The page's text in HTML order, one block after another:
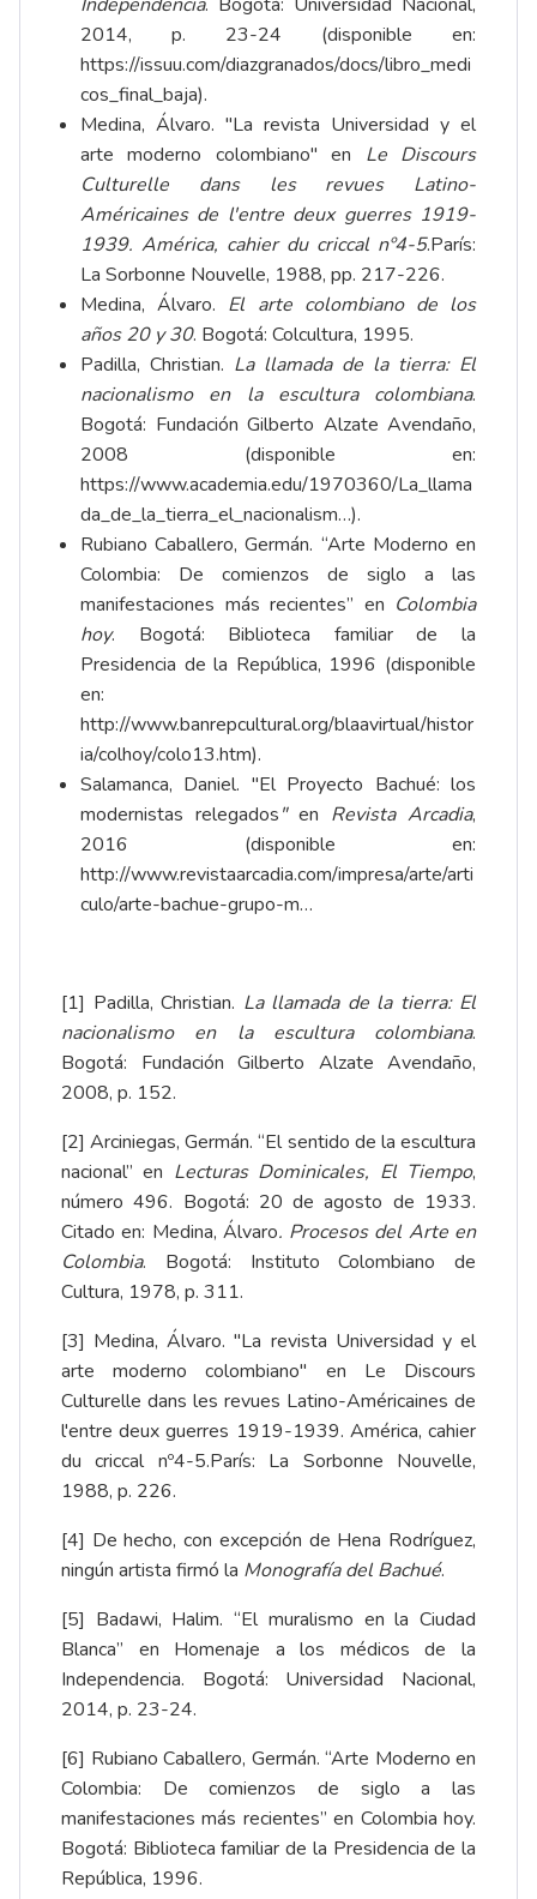
2014, p. 23-24 (disponible en:
https://issuu.com/diazgranados/docs/libro_medi
cos_final_baja).
Medina, Álvaro. "La revista Universidad y el
arte moderno colombiano" en Le Discours
Culturelle dans les revues Latino-
Américaines de l'entre deux guerres 1919-
1939. América, cahier du criccal nº4-5.París:
La Sorbonne Nouvelle, 1988, pp. 217-226.
Medina, Álvaro. El arte colombiano de los
años 20 y 30. Bogotá: Colcultura, 1995.
Padilla, Christian. La llamada de la tierra: El
nacionalismo en la escultura colombiana.
Bogotá: Fundación Gilberto Alzate Avendaño,
2008 (disponible en:
https://www.academia.edu/1970360/La_llama
da_de_la_tierra_el_nacionalism…).
Rubiano Caballero, Germán. “Arte Moderno en
Colombia: De comienzos de siglo a las
manifestaciones más recientes” en Colombia
hoy. Bogotá: Biblioteca familiar de la
Presidencia de la República, 1996 (disponible
en:
http://www.banrepcultural.org/blaavirtual/histor
ia/colhoy/colo13.htm).
Salamanca, Daniel. "El Proyecto Bachué: los
modernistas relegados"en Revista Arcadia,
2016 (disponible en:
http://www.revistaarcadia.com/impresa/arte/arti
culo/arte-bachue-grupo-m…
[1] Padilla, Christian. La llamada de la tierra: El
nacionalismo en la escultura colombiana.
Bogotá: Fundación Gilberto Alzate Avendaño,
2008, p. 152.
[2] Arciniegas, Germán. “El sentido de la escultura
nacional” en Lecturas Dominicales, El Tiempo,
número 496. Bogotá: 20 de agosto de 1933.
Citado en: Medina, Álvaro. Procesos del Arte en
Colombia. Bogotá: Instituto Colombiano de
Cultura, 1978, p. 311.
[3] Medina, Álvaro. "La revista Universidad y el
arte moderno colombiano" en Le Discours
Culturelle dans les revues Latino-Américaines de
l'entre deux guerres 1919-1939. América, cahier
du criccal nº4-5.París: La Sorbonne Nouvelle,
1988, p. 226.
[4] De hecho, con excepción de Hena Rodríguez,
ningún artista firmó la Monografía del Bachué.
[5] Badawi, Halim. “El muralismo en la Ciudad
Blanca” en Homenaje a los médicos de la
Independencia. Bogotá: Universidad Nacional,
2014, p. 23-24.
[6] Rubiano Caballero, Germán. “Arte Moderno en
Colombia: De comienzos de siglo a las
manifestaciones más recientes” en Colombia hoy.
Bogotá: Biblioteca familiar de la Presidencia de la
República, 1996.